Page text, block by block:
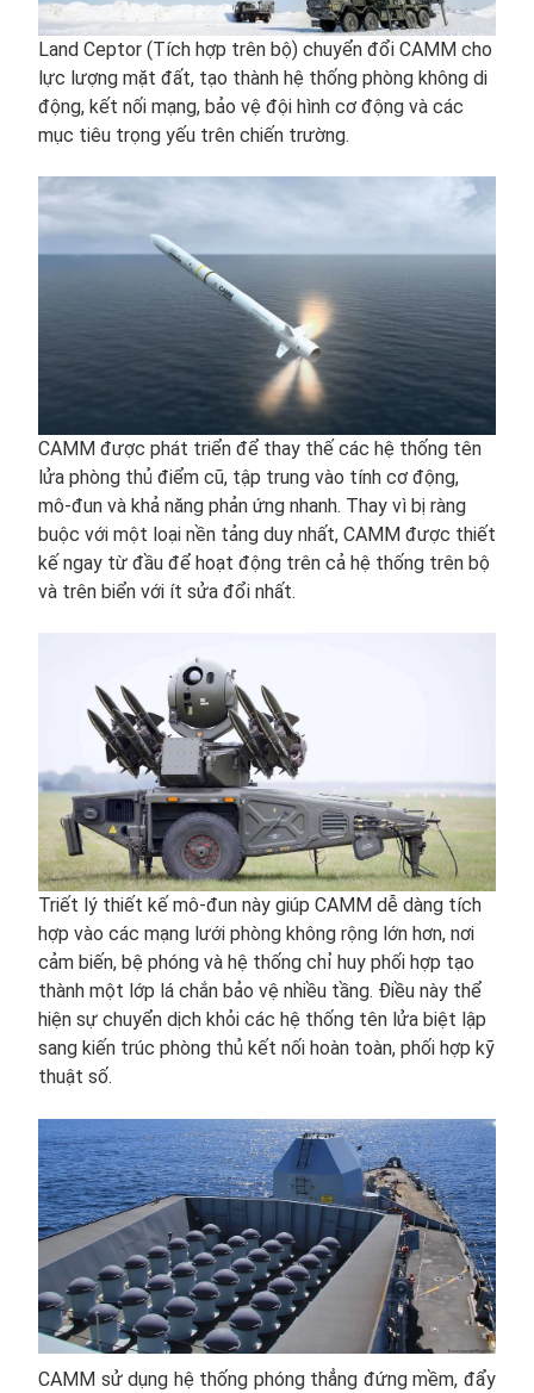
Land Ceptor (Tích hợp trên bộ) chuyển đổi CAMM cho
lực lượng mặt đất, tạo thành hệ thống phòng không di
động, kết nối mạng, bảo vệ đội hình cơ động và các
mục tiêu trọng yếu trên chiến trường.
CAMM được phát triển để thay thế các hệ thống tên
lửa phòng thủ điểm cũ, tập trung vào tính cơ động,
mô-đun và khả năng phản ứng nhanh. Thay vì bị ràng
buộc với một loại nền tảng duy nhất, CAMM được thiết
kế ngay từ đầu để hoạt động trên cả hệ thống trên bộ
và trên biển với ít sửa đổi nhất.
Triết lý thiết kế mô-đun này giúp CAMM dễ dàng tích
hợp vào các mạng lưới phòng không rộng lớn hơn, nơi
cảm biến, bệ phóng và hệ thống chỉ huy phối hợp tạo
thành một lớp lá chắn bảo vệ nhiều tầng. Điều này thể
hiện sự chuyển dịch khỏi các hệ thống tên lửa biệt lập
sang kiến trúc phòng thủ kết nối hoàn toàn, phối hợp kỹ
thuật số.
CAMM sử dụng hệ thống phóng thẳng đứng mềm, đẩy